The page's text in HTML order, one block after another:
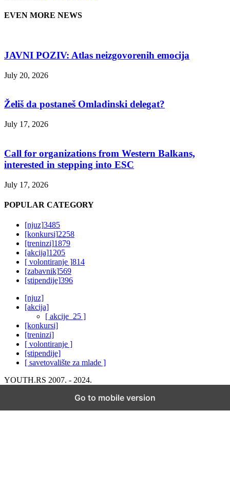
EVEN MORE NEWS
JAVNI POZIV: Atlas neizgovorenih emocija
July 20, 2026
Želiš da postaneš Omladinski delegat?
July 17, 2026
Call for organizations from Western Balkans,
interested in stepping into ESC
July 17, 2026
POPULAR CATEGORY
[njuz]3485
[konkursi]2258
[treninzi]1879
[akcija]1205
[ volontiranje ]814
[zabavnik]569
[stipendije]396
[njuz]
[akcija]
[ akcije_25 ]
[konkursi]
[treninzi]
[ volontiranje ]
[stipendije]
[ savetovalište za mlade ]
YOUTH.RS 2007. - 2024.
Go to mobile version